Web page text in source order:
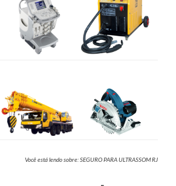
Você está lendo sobre: SEGURO PARA ULTRASSOM RJ